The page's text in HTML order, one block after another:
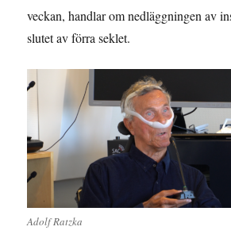
veckan, handlar om nedläggningen av
slutet av förra seklet.
Adolf Ratzka